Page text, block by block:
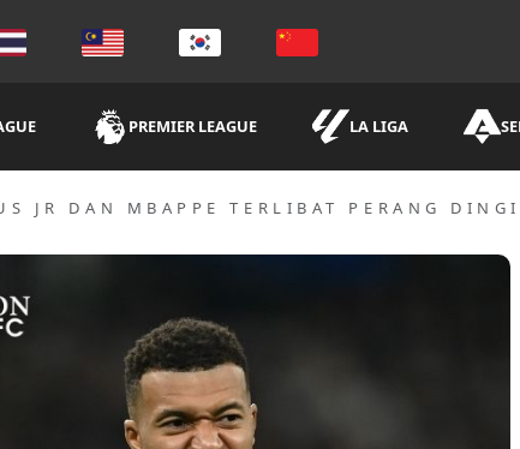
PREMIER LEAGUE LA LIGA
JR DAN MBAPPE TERLIBAT PERANG